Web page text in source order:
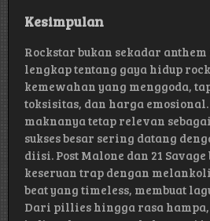
Kesimpulan
Rockstar bukan sekadar
lengkap tentang gaya hidup
kemewahan yang menggoda,
toksisitas, dan harga emosional.
maknanya tetap relevan
sukses besar sering datang
diisi. Post Malone dan 21
keseruan trap dengan
beat yang timeless, membuat
Dari pillies hingga rasa